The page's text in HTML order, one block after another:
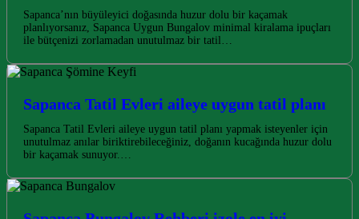
Sapanca’nın büyüleyici doğasında huzur dolu bir kaçamak
planlıyorsanız, Sapanca Uygun Bungalov minimal kiralama ipuçları
ile bütçenizi zorlamadan unutulmaz bir tatil…
Sapanca Tatil Evleri aileye uygun tatil planı
Sapanca Tatil Evleri aileye uygun tatil planı yapmak isteyenler için
unutulmaz anılar biriktirebileceğiniz, doğanın kucağında huzur dolu
bir kaçamak sunuyor.…